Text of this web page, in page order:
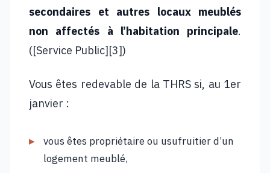
secondaires et autres locaux meublés
non affectés à l’habitation principale.
([Service Public][3])
Vous êtes redevable de la THRS si, au 1er
janvier :
vous êtes propriétaire ou usufruitier d’un
logement meublé,